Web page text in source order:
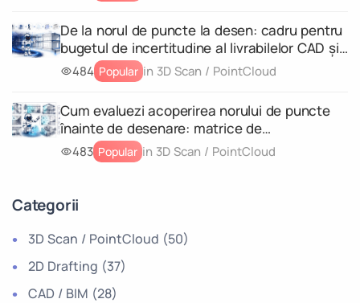
De la norul de puncte la desen: cadru pentru
bugetul de incertitudine al livrabilelor CAD și
al modelelor geometrice 3D
484 Popular in 3D Scan / PointCloud
Cum evaluezi acoperirea norului de puncte
înainte de desenare: matrice de
completitudine pentru fiecare livrabil
483 Popular in 3D Scan / PointCloud
Categorii
3D Scan / PointCloud (50)
2D Drafting (37)
CAD / BIM (28)